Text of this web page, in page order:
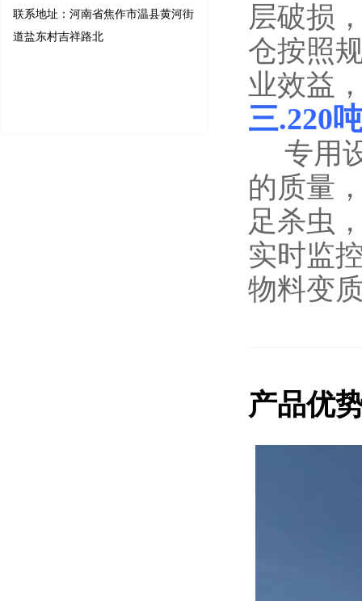
联系地址：河南省焦作市温县黄河街
道盐东村吉祥路北
层破损
仓按照
业效益
三.220
专用
的质量
足杀虫
实时监
物料变
产品优